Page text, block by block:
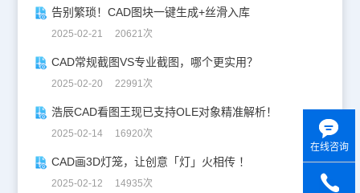
告别繁琐！CAD图块一键生成+丝滑入库
2025-02-21 20621次
CAD常规截图VS专业截图，哪个更实用？
2025-02-20 22991次
浩辰CAD看图王现已支持OLE对象精准解析！
2025-02-14 16920次
CAD画3D灯笼，让创意「灯」火相传 ！
2025-02-12 14935次
在线咨询